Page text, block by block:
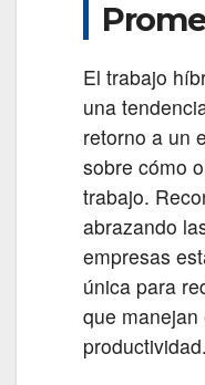
El trabajo
una
retorno a un
sobre cómo
trabajo.
abrazando
empresas
única para
que
productividad.